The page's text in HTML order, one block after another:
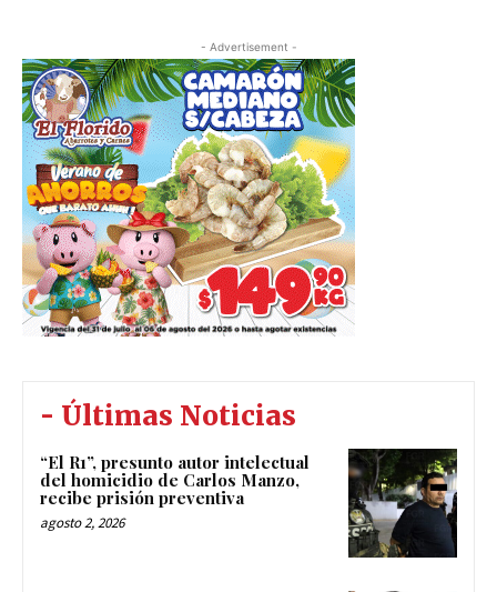
- Advertisement -
- Últimas Noticias
“El R1”, presunto autor intelectual
del homicidio de Carlos Manzo,
recibe prisión preventiva
agosto 2, 2026